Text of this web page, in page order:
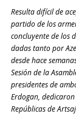
Resulta difícil de
partido de los
concluyente de los
dadas tanto por
desde hace
Sesión de la
presidentes de
Erdogan,
Repúblicas de